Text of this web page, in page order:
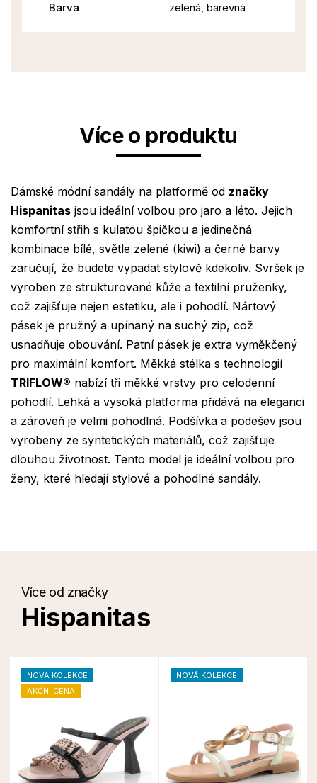
Barva
zelená, barevná
Více o produktu
Dámské módní sandály na platformě od značky
Hispanitas jsou ideální volbou pro jaro a léto. Jejich
komfortní střih s kulatou špičkou a jedinečná
kombinace bílé, světle zelené (kiwi) a černé barvy
zaručují, že budete vypadat stylově kdekoliv. Svršek je
vyroben ze strukturované kůže a textilní pruženky,
což zajišťuje nejen estetiku, ale i pohodlí. Nártový
pásek je pružný a upínaný na suchý zip, což
usnadňuje obouvání. Patní pásek je extra vyměkčený
pro maximální komfort. Měkká stélka s technologií
TRIFLOW® nabízí tři měkké vrstvy pro celodenní
pohodlí. Lehká a vysoká platforma přidává na eleganci
a zároveň je velmi pohodlná. Podšívka a podešev jsou
vyrobeny ze syntetických materiálů, což zajišťuje
dlouhou životnost. Tento model je ideální volbou pro
ženy, které hledají stylové a pohodlné sandály.
Více od značky
Hispanitas
NOVÁ KOLEKCE
AKČNÍ CENA
NOVÁ KOLEKCE